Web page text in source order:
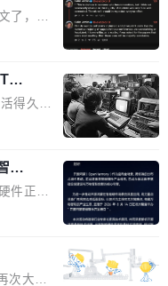
金雕1
实现
属于同
品。小
是从20
亿美
牌对专
场扩容
年Top
消费
显著变
转向深
了，而
大量过
Jorda
风凉
公开捅
明：
度宣传
出那些
都是过
有论文
问题。
ICLR 2
得久。
Hieu
是 xAI
施团队
出了他
第一
是他
刚好能
能
件正从
展。作
不同类
支撑，
次大规